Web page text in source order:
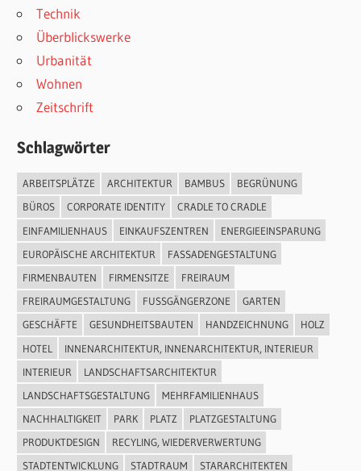
Technik
Überblickswerke
Urbanität
Wohnen
Zeitschrift
Schlagwörter
ARBEITSPLÄTZE ARCHITEKTUR BAMBUS
BEGRÜNUNG
BÜROS
CORPORATE IDENTITY
CRADLE TO CRADLE
EINFAMILIENHAUS
EINKAUFSZENTREN
ENERGIEEINSPARUNG
EUROPÄISCHE ARCHITEKTUR
FASSADENGESTALTUNG
FIRMENBAUTEN
FIRMENSITZE
FREIRAUM
FREIRAUMGESTALTUNG
FUSSGÄNGERZONE
GARTEN
GESCHÄFTE
GESUNDHEITSBAUTEN HANDZEICHNUNG
HOLZ
HOTEL
INNENARCHITEKTUR, INNENARCHITEKTUR, INTERIEUR
INTERIEUR
LANDSCHAFTSARCHITEKTUR
LANDSCHAFTSGESTALTUNG
MEHRFAMILIENHAUS
NACHHALTIGKEIT
PARK PLATZ
PLATZGESTALTUNG
PRODUKTDESIGN
RECYLING, WIEDERVERWERTUNG
STADTENTWICKLUNG
STADTRAUM STARARCHITEKTEN